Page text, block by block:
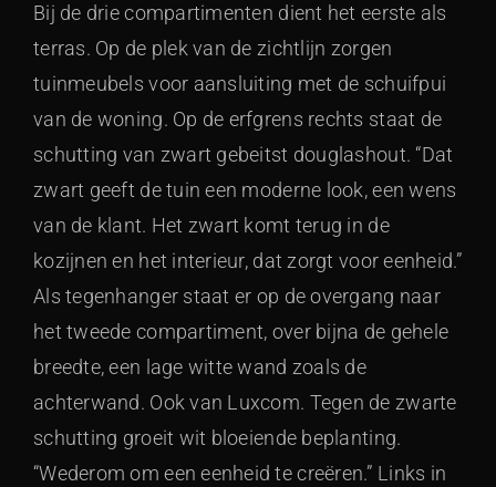
Bij de drie compartimenten dient het eerste als
terras. Op de plek van de zichtlijn zorgen
tuinmeubels voor aansluiting met de schuifpui
van de woning. Op de erfgrens rechts staat de
schutting van zwart gebeitst douglashout. “Dat
zwart geeft de tuin een moderne look, een wens
van de klant. Het zwart komt terug in de
kozijnen en het interieur, dat zorgt voor eenheid.”
Als tegenhanger staat er op de overgang naar
het tweede compartiment, over bijna de gehele
breedte, een lage witte wand zoals de
achterwand. Ook van Luxcom. Tegen de zwarte
schutting groeit wit bloeiende beplanting.
“Wederom om een eenheid te creëren.” Links in